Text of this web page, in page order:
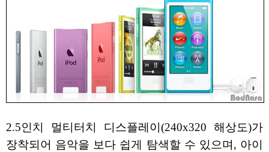
2.5인치 멀티터치 디스플레이(240x320 해상도)가
장착되어 음악을 보다 쉽게 탐색할 수 있으며, 아이